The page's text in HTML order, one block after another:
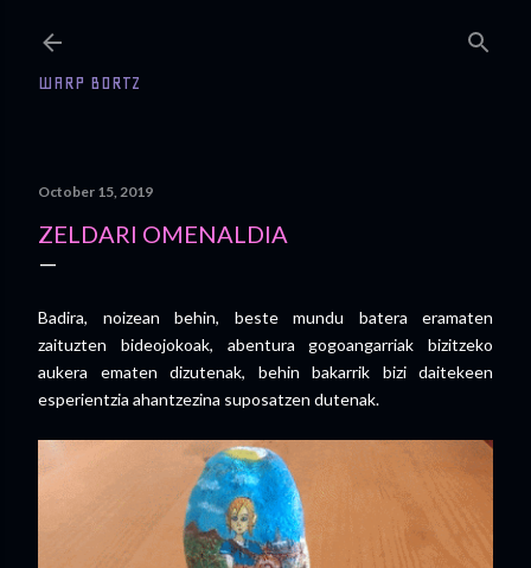
WARP BORTZ
October 15, 2019
ZELDARI OMENALDIA
Badira, noizean behin, beste mundu batera eramaten
zaituzten bideojokoak, abentura gogoangarriak bizitzeko
aukera ematen dizutenak, behin bakarrik bizi daitekeen
esperientzia ahantzezina suposatzen dutenak.